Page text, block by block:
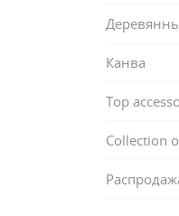
Канва
Top
Collection